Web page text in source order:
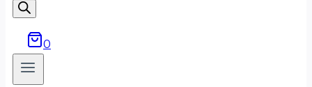
товаров
0